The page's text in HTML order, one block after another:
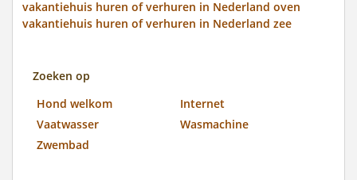
vakantiehuis huren of verhuren in Nederland oven
vakantiehuis huren of verhuren in Nederland zee
Zoeken op
Hond welkom
Internet
Vaatwasser
Wasmachine
Zwembad